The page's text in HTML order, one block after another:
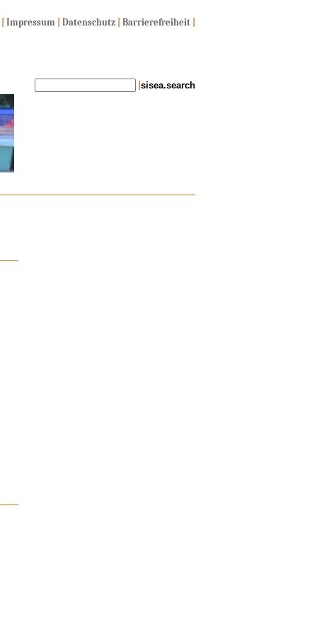
Impressum Datenschutz Barrierefreiheit